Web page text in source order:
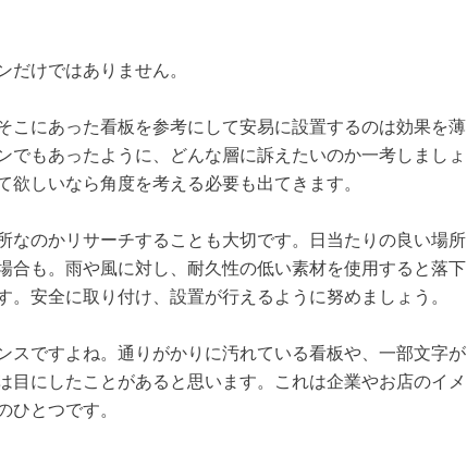
だけではありません。
こにあった看板を参考にして安易に設置するのは効果を薄
でもあったように、どんな層に訴えたいのか一考しましょ
欲しいなら角度を考える必要も出てきます。
なのかリサーチすることも大切です。日当たりの良い場所
合も。雨や風に対し、耐久性の低い素材を使用すると落下
。安全に取り付け、設置が行えるように努めましょう。
スですよね。通りがかりに汚れている看板や、一部文字が
目にしたことがあると思います。これは企業やお店のイメ
ひとつです。